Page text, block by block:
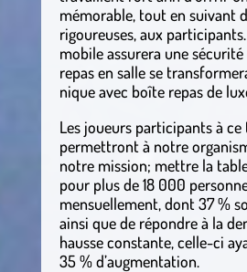
mémorable, tout en suivant
rigoureuses, aux
mobile assurera une
repas en salle se
nique avec boîte repas de
Les joueurs participants à
permettront à notre
notre mission; mettre la
pour plus de 18 000
mensuellement, dont 37 %
ainsi que de répondre à la
hausse constante, celle-ci
35 % d’augmentation.